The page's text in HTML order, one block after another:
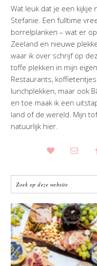
Wat leuk dat je een kijkje
Stefanie. Een fulltime
borrelplanken – wat er
Zeeland en nieuwe
waar ik over schrijf op
toffe plekken in mijn
Restaurants,
lunchplekken, maar ook
en toe maak ik een
land of de wereld. Mijn
natuurlijk hier.